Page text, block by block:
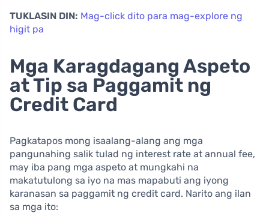
TUKLASIN DIN: Mag-click dito para mag-explore ng
higit pa
Mga Karagdagang Aspeto
at Tip sa Paggamit ng
Credit Card
Pagkatapos mong isaalang-alang ang mga
pangunahing salik tulad ng interest rate at annual fee,
may iba pang mga aspeto at mungkahi na
makatutulong sa iyo na mas mapabuti ang iyong
karanasan sa paggamit ng credit card. Narito ang ilan
sa mga ito: